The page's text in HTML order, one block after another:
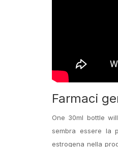
Farmaci
One 30ml bottle
sembra essere la
estrogena nella